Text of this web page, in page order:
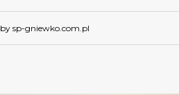
by sp-gniewko.com.pl